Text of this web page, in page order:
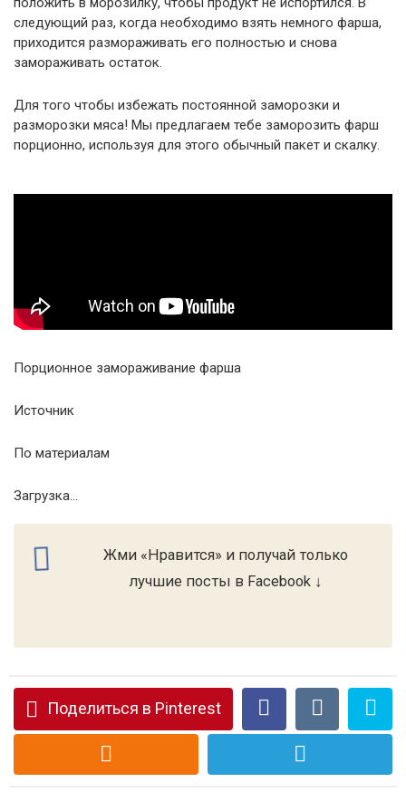
следующий раз, когда необходимо взять немного фарша,
приходится размораживать его полностью и снова
замораживать остаток.
Для того чтобы избежать постоянной заморозки и
разморозки мяса! Мы предлагаем тебе заморозить фарш
порционно, используя для этого обычный пакет и скалку.
Порционное замораживание фарша
Источник
По материалам
Загрузка...
Жми «Нравится» и получай только
лучшие посты в Facebook ↓
Поделиться в Pinterest